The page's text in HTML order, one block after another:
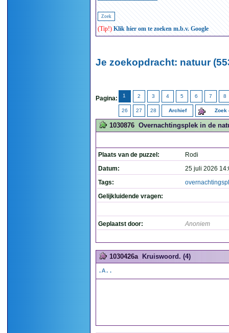
(Tip!) Klik hier om te zoeken m.b.v. Google
Je zoekopdracht: natuur
Pagina: 1 2 3 4 5 6 7 8
26 27 28 Archief Zoek
1030876 Overnachtingsplek in de
Plaats van de puzzel:
Rodi
Datum:
25 juli 2026
Tags:
Gelijkluidende vragen:
Geplaatst door: Anoniem
1030426a Kruiswoord. (4)
.A..